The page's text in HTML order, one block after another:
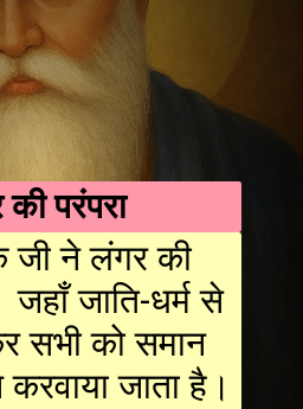
परंपरा
जी ने लंगर की
जाति-धर्म से
सभी को समान
जाता है।